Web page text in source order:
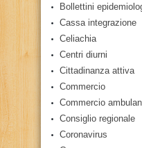
Bollettini
Cassa integrazione
Celiachia
Centri diurni
Cittadinanza attiva
Commercio
Commercio
Consiglio regionale
Coronavirus